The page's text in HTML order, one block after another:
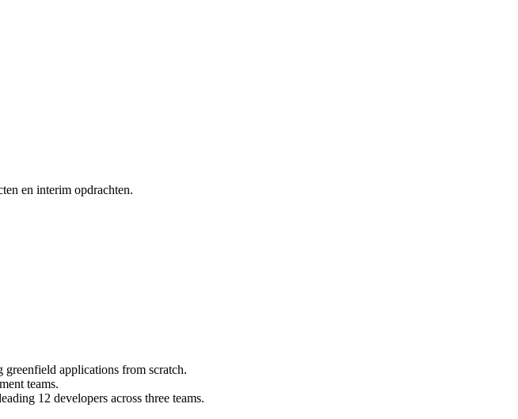
en interim opdrachten.
applications from scratch.
teams.
12 developers across three teams.